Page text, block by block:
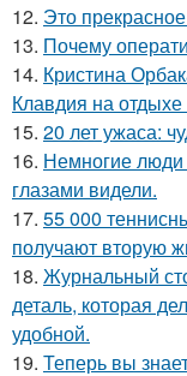
12. Это
13. Почему
14. Кристина
Клавдия на
15. 20 лет ужаса:
16. Немногие люди
глазами видели.
17. 55 000
получают вторую
18. Журнальный
деталь, которая
удобной.
19. Теперь вы